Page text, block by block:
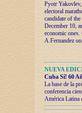
Pyotr
electoral
candidate of
December 10,
economic
A.Fernandez
NUEVA
Cuba Sí! 60
La base de la
conferencia
América Latina